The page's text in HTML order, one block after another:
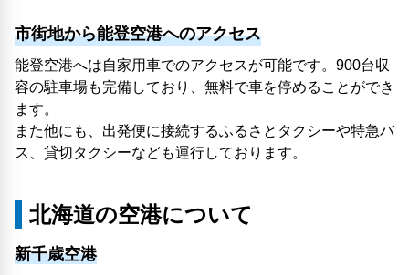
市街地から能登空港へのアクセス
能登空港へは自家用車でのアクセスが可能です。900台収
容の駐車場も完備しており、無料で車を停めることができ
ます。
また他にも、出発便に接続するふるさとタクシーや特急バ
ス、貸切タクシーなども運行しております。
北海道の空港について
新千歳空港